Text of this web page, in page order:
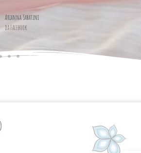
da Facebook